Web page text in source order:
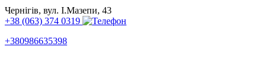
Чернігів, вул. І.Мазепи, 43
+38 (063) 374 0319
+380986635398